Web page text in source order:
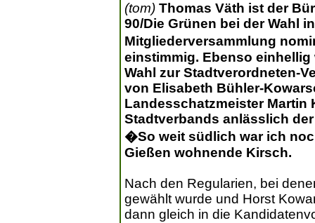
(tom) Thomas Väth ist der
90/Die Grünen bei der Wahl
Mitgliederversammlung
einstimmig. Ebenso
Wahl zur Stadtverordneten-
von Elisabeth Bühler-
Landesschatzmeister Martin
Stadtverbands anlässlich
�So weit südlich war ich
Gießen wohnende Kirsch.
Nach den Regularien, bei
gewählt wurde und Horst
dann gleich in die